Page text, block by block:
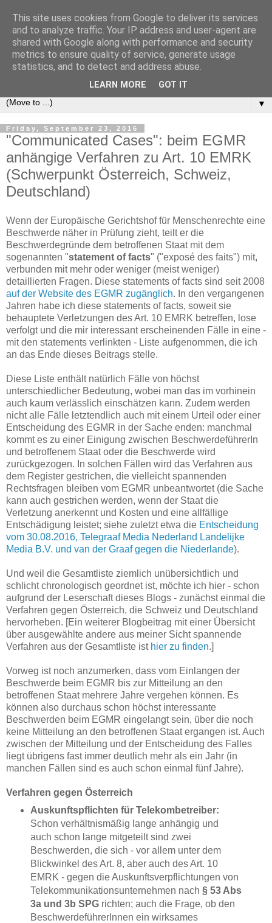
e-comm
Blog zum österreichischen und europäischen Recht der
elektronischen Kommunikationsnetze und -dienste
▼
Friday, September 23, 2016
"Communicated Cases": beim EGMR
anhängige Verfahren zu Art. 10 EMRK
(Schwerpunkt Österreich, Schweiz,
Deutschland)
Wenn der Europäische Gerichtshof für Menschenrechte eine
Beschwerde näher in Prüfung zieht, teilt er die
Beschwerdegründe dem betroffenen Staat mit dem
sogenannten "statement of facts" ("exposé des faits") mit,
verbunden mit mehr oder weniger (meist weniger)
detaillierten Fragen. Diese statements of facts sind seit 2008
auf der Website des EGMR zugänglich. In den vergangenen
Jahren habe ich diese statements of facts, soweit sie
behauptete Verletzungen des Art. 10 EMRK betreffen, lose
verfolgt und die mir interessant erscheinenden Fälle in eine -
mit den statements verlinkten - Liste aufgenommen, die ich
an das Ende dieses Beitrags stelle.
Diese Liste enthält natürlich Fälle von höchst
unterschiedlicher Bedeutung, wobei man das im vorhinein
auch kaum verlässlich einschätzen kann. Zudem werden
nicht alle Fälle letztendlich auch mit einem Urteil oder einer
Entscheidung des EGMR in der Sache enden: manchmal
kommt es zu einer Einigung zwischen BeschwerdeführerIn
und betroffenem Staat oder die Beschwerde wird
zurückgezogen. In solchen Fällen wird das Verfahren aus
dem Register gestrichen, die vielleicht spannenden
Rechtsfragen bleiben vom EGMR unbeantwortet (die Sache
kann auch gestrichen werden, wenn der Staat die
Verletzung anerkennt und Kosten und eine allfällige
Entschädigung leistet; siehe zuletzt etwa die Entscheidung
vom 30.08.2016, Telegraaf Media Nederland Landelijke
Media B.V. und van der Graaf gegen die Niederlande).
Und weil die Gesamtliste ziemlich unübersichtlich und
schlicht chronologisch geordnet ist, möchte ich hier - schon
aufgrund der Leserschaft dieses Blogs - zunächst einmal die
Verfahren gegen Österreich, die Schweiz und Deutschland
hervorheben. [Ein weiterer Blogbeitrag mit einer Übersicht
über ausgewählte andere aus meiner Sicht spannende
Verfahren aus der Gesamtliste ist hier zu finden.]
Vorweg ist noch anzumerken, dass vom Einlangen der
Beschwerde beim EGMR bis zur Mitteilung an den
betroffenen Staat mehrere Jahre vergehen können. Es
können also durchaus schon höchst interessante
Beschwerden beim EGMR eingelangt sein, über die noch
keine Mitteilung an den betroffenen Staat ergangen ist. Auch
zwischen der Mitteilung und der Entscheidung des Falles
liegt übrigens fast immer deutlich mehr als ein Jahr (in
manchen Fällen sind es auch schon einmal fünf Jahre).
Verfahren gegen Österreich
Auskunftspflichten für Telekombetreiber:
Schon verhältnismäßig lange anhängig und
auch schon lange mitgeteilt sind zwei
Beschwerden, die sich - vor allem unter dem
Blickwinkel des Art. 8, aber auch des Art. 10
EMRK - gegen die Auskunftsverpflichtungen von
Telekommunikationsunternehmen nach § 53 Abs
3a und 3b SPGrichten; auch die Frage, ob den
BeschwerdeführerInnen ein wirksames
This site uses cookies from Google to deliver its services
and to analyze traffic. Your IP address and user-agent are
shared with Google along with performance and security
metrics to ensure quality of service, generate usage
statistics, and to detect and address abuse.
LEARN MORE GOT IT